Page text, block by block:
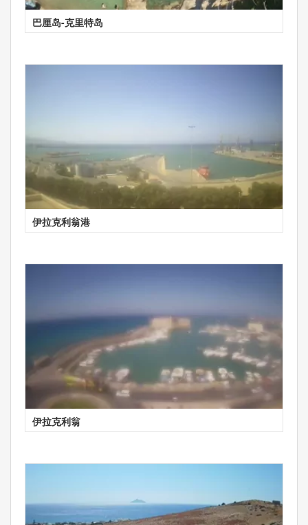
巴厘岛-克里特岛
伊拉克利翁港
伊拉克利翁